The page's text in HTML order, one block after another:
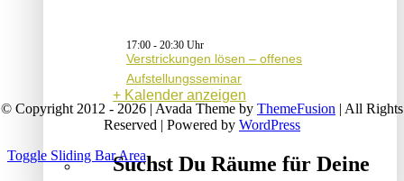
17:00 - 20:30
Verstrickungen lösen – offenes
Aufstellungsseminar
Kalender anzeigen
Suchst Du Räume für Deine
© Copyright 2012 - 2026 | Avada Theme by ThemeFusion | All Rights
Reserved | Powered by WordPress
Toggle Sliding Bar Area